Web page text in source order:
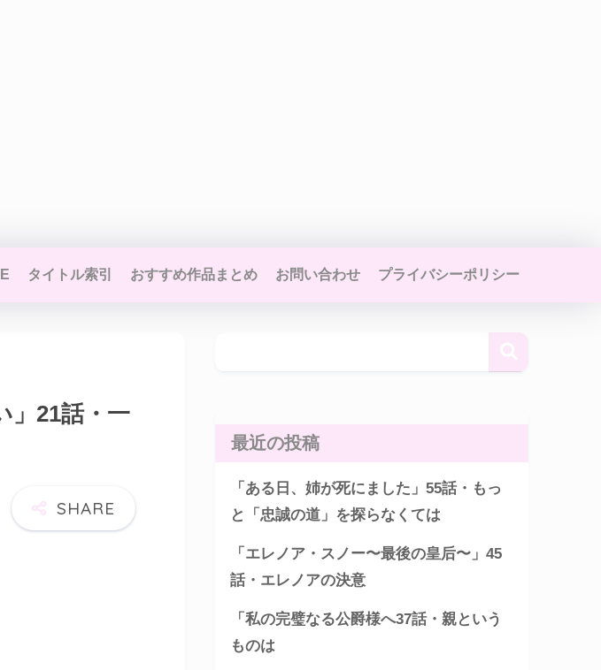
タイトル索引 おすすめ作品まとめ お問い合わせ プライバシーポリシー
」21話・一
最近の投稿
「ある日、姉が死にました」55話・もっ
と「忠誠の道」を探らなくては
「エレノア・スノー〜最後の皇后〜」45
話・エレノアの決意
「私の完璧なる公爵様へ37話・親という
ものは